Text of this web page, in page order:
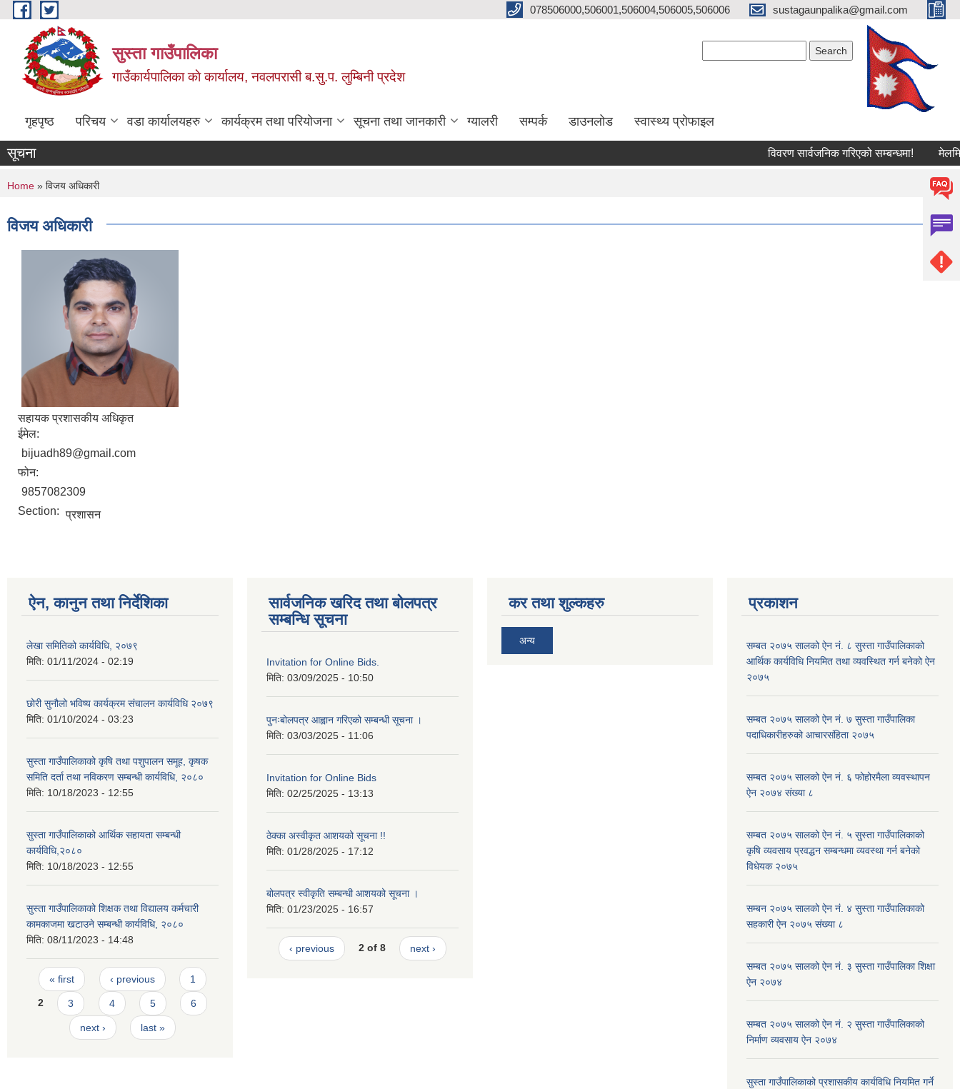
Skip to main content 078506000,506001,506004,506005,506006 sustagaunpalika@gmail.com
सुस्ता गाउँपालिका
गाउँकार्यपालिका काे कार्यालय, नवलपरासी ब.सु.प. लुम्बिनी प्रदेश
गृहपृष्ठ परिचय वडा कार्यालयहरु कार्यक्रम तथा परियोजना सूचना तथा जानकारी ग्यालरी सम्पर्क डाउनलोड स्वास्थ्य प्राेफाइल
सूचना विवरण सार्वजनिक गरिएको सम्बन्धमा!
You are here
Home » विजय अधिकारी
विजय अधिकारी
सहायक प्रशासकीय अधिकृत
ईमेल:
bijuadh89@gmail.com
फोन:
9857082309
Section: प्रशासन
ऐन, कानुन तथा निर्देशिका
लेखा समितिको कार्यविधि, २०७९
मिति: 01/11/2024 - 02:19
छोरी सुनौलो भविष्य कार्यक्रम संचालन कार्यविधि २०७९
मिति: 01/10/2024 - 03:23
सुस्ता गाउँपालिकाको कृषि तथा पशुपालन समूह, कृषक
समिति दर्ता तथा नविकरण सम्बन्धी कार्यविधि, २०८०
मिति: 10/18/2023 - 12:55
सुस्ता गाउँपालिकाको आर्थिक सहायता सम्बन्धी
कार्यविधि,२०८०
मिति: 10/18/2023 - 12:55
सुस्ता गाउँपालिकाको शिक्षक तथा विद्यालय कर्मचारी
कामकाजमा खटाउने सम्बन्धी कार्यविधि, २०८०
मिति: 08/11/2023 - 14:48
Pages
« first ‹ previous 1
2 3 4 5 6
next › last »
सार्वजनिक खरिद तथा बोलपत्र
सम्बन्धि सूचना
Invitation for Online Bids.
मिति: 03/09/2025 - 10:50
पुनःबोलपत्र आह्वान गरिएको सम्बन्धी सूचना ।
मिति: 03/03/2025 - 11:06
Invitation for Online Bids
मिति: 02/25/2025 - 13:13
ठेक्का अस्वीकृत आशयको सूचना !!
मिति: 01/28/2025 - 17:12
बोलपत्र स्वीकृति सम्बन्धी आशयको सूचना ।
मिति: 01/23/2025 - 16:57
‹ previous 2 of 8 next ›
कर तथा शुल्कहरु
अन्य
प्रकाशन
सम्बत २०७५ सालको ऐन नं. ८ सुस्ता गाउँपालिकाको
आर्थिक कार्यविधि नियमित तथा व्यवस्थित गर्न बनेको ऐन
२०७५
सम्बत २०७५ सालको ऐन नं. ७ सुस्ता गाउँपालिका
पदाधिकारीहरुको आचारसंहिता २०७५
सम्बत २०७५ सालको ऐन नं. ६ फोहोरमैला व्यवस्थापन
ऐन २०७४ संख्या ८
सम्बत २०७५ सालको ऐन नं. ५ सुस्ता गाउँपालिकाको
कृषि व्यवसाय प्रवद्धन सम्बन्धमा व्यवस्था गर्न बनेको
विधेयक २०७५
सम्बन २०७५ सालको ऐन नं. ४ सुस्ता गाउँपालिकाको
सहकारी ऐन २०७५ संख्या ८
सम्बत २०७५ सालको ऐन नं. ३ सुस्ता गाउँपालिका शिक्षा
ऐन २०७४
सम्बत २०७५ सालको ऐन नं. २ सुस्ता गाउँपालिकाको
निर्माण व्यवसाय ऐन २०७४
सुस्ता गाउँपालिकाको प्रशासकीय कार्यविधि नियमित गर्ने